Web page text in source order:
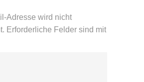
Adresse wird nicht
Erforderliche Felder sind mit